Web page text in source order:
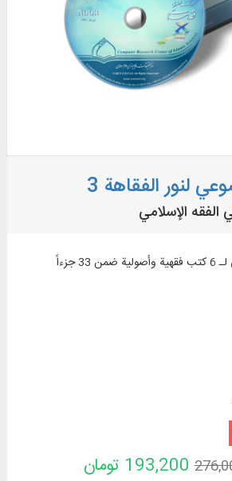
لنور الفقاهة 3
الإسلامي
جزءاً
193,200 تومان